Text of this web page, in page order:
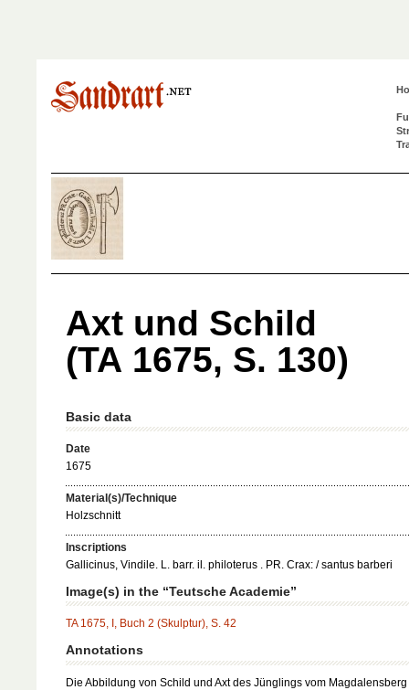
Axt und Schild
(TA 1675, S. 130)
Basic data
Date
1675
Material(s)/Technique
Holzschnitt
Inscriptions
Gallicinus, Vindile. L. barr. il. philoterus . PR. Crax: / santus barberi
Image(s) in the “Teutsche Academie”
TA 1675, I, Buch 2 (Skulptur), S. 42
Annotations
Die Abbildung von Schild und Axt des Jünglings vom Magdalensberg